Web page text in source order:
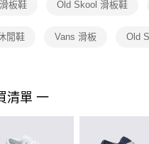
板鞋 Old Skool 滑板鞋
閒鞋 Vans 滑板 Old
清單 一